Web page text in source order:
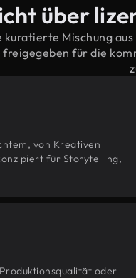
über
kuratierte Mischung
für die
von Kreativen
für Storytelling,
oder